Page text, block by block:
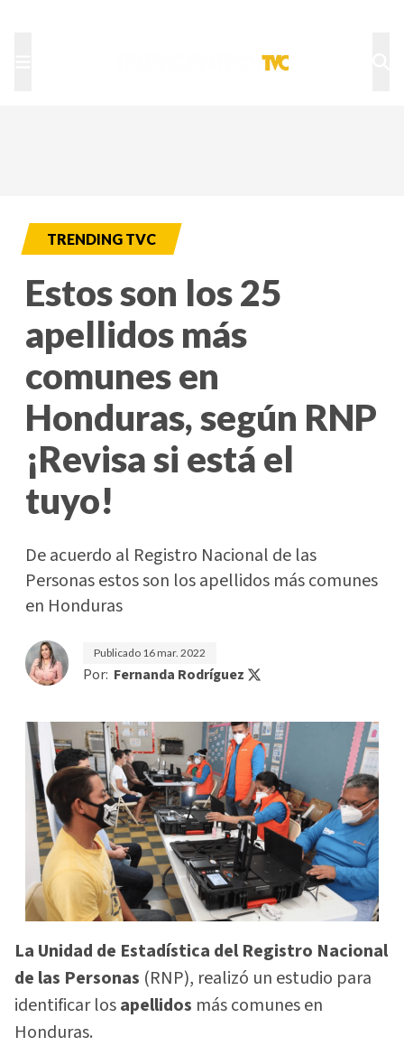
TRENDING TVC
Estos son los 25
apellidos más
comunes en
Honduras, según RNP
¡Revisa si está el
tuyo!
De acuerdo al Registro Nacional de las
Personas estos son los apellidos más comunes
en Honduras
Publicado 16 mar. 2022
Por: Fernanda Rodríguez
La Unidad de Estadística del Registro Nacional
de las Personas (RNP), realizó un estudio para
identificar losapellidos más comunes en
Honduras.